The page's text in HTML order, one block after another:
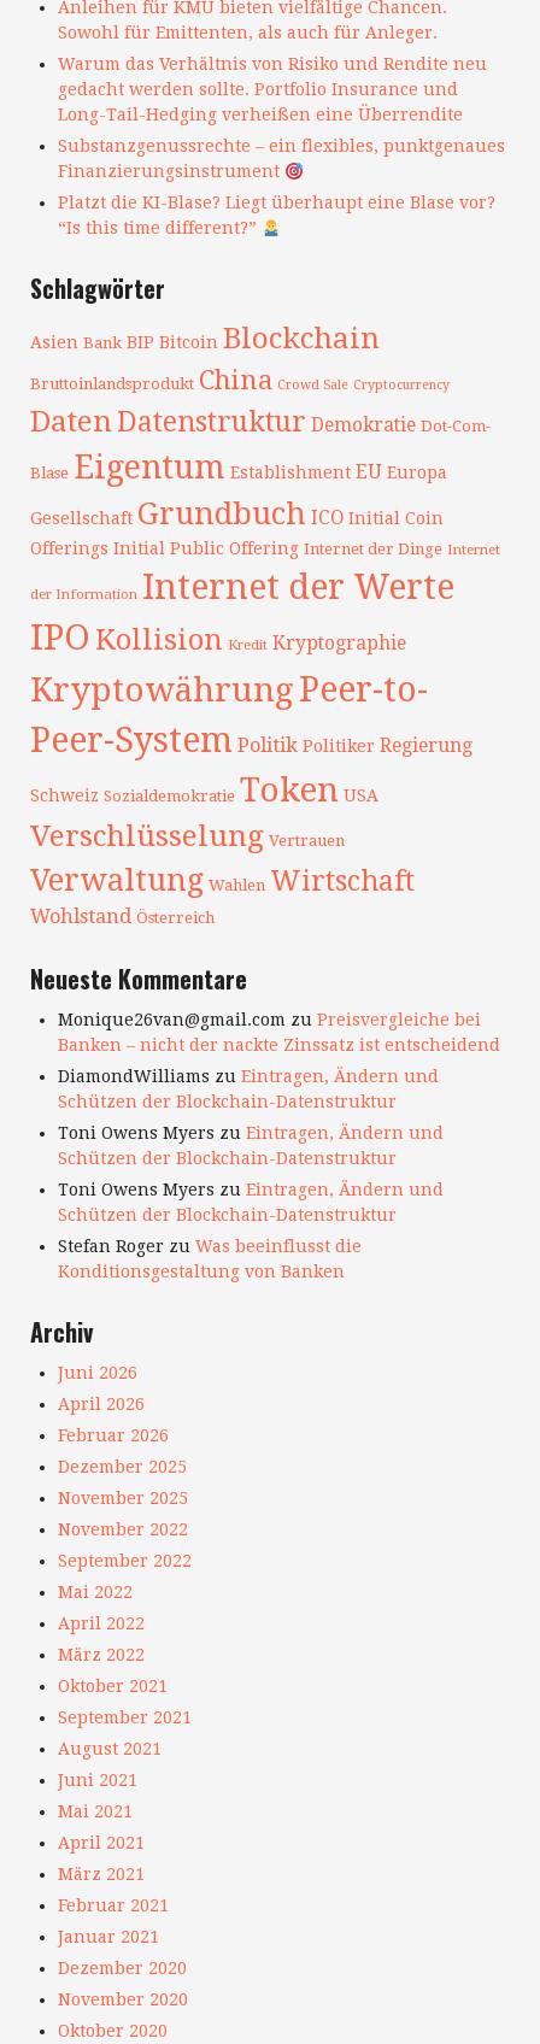
Anleihen für KMU bieten vielfältige Chancen.
Sowohl für Emittenten, als auch für Anleger.
Warum das Verhältnis von Risiko und Rendite neu
gedacht werden sollte. Portfolio Insurance und
Long-Tail-Hedging verheißen eine Überrendite
Substanzgenussrechte – ein flexibles, punktgenaues
Finanzierungsinstrument
Platzt die KI-Blase? Liegt überhaupt eine Blase vor?
“Is this time different?”
Schlagwörter
Asien Bank BIP Bitcoin Blockchain
Bruttoinlandsprodukt China Crowd Sale Cryptocurrency
DatenDatenstruktur Demokratie Dot-Com-
Blase Eigentum Establishment EU Europa
Gesellschaft Grundbuch ICO Initial Coin
Offerings Initial Public Offering Internet der Dinge Internet
der Information Internet der Werte
IPO Kollision Kredit Kryptographie
KryptowährungPeer-to-
Peer-System Politik Politiker Regierung
Schweiz Sozialdemokratie Token USA
Verschlüsselung Vertrauen
Verwaltung Wahlen Wirtschaft
Wohlstand Österreich
Neueste Kommentare
Monique26van@gmail.com zu Preisvergleiche bei
Banken – nicht der nackte Zinssatz ist entscheidend
DiamondWilliams zu Eintragen, Ändern und
Schützen der Blockchain-Datenstruktur
Toni Owens Myers zu Eintragen, Ändern und
Schützen der Blockchain-Datenstruktur
Toni Owens Myers zu Eintragen, Ändern und
Schützen der Blockchain-Datenstruktur
Stefan Roger zu Was beeinflusst die
Konditionsgestaltung von Banken
Archiv
Juni 2026
April 2026
Februar 2026
Dezember 2025
November 2025
November 2022
September 2022
Mai 2022
April 2022
März 2022
Oktober 2021
September 2021
August 2021
Juni 2021
Mai 2021
April 2021
März 2021
Februar 2021
Januar 2021
Dezember 2020
November 2020
Oktober 2020